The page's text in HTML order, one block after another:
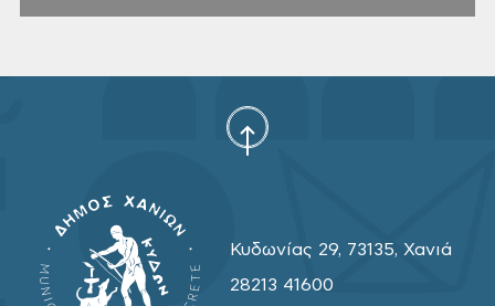
Κυδωνίας 29, 73135, Χανιά
28213 41600